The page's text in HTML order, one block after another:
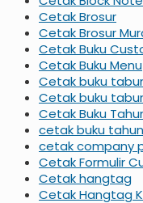
Cetak Brosur
Cetak Brosur
Cetak Buku
Cetak Buku Menu
Cetak buku
Cetak buku
Cetak Buku
cetak buku
cetak company
Cetak Formulir
Cetak hangtag
Cetak Hangtag